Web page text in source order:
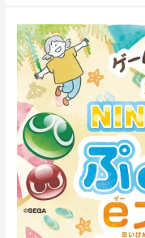
第
26
回
NINJACUP
ぷ
よ
ぷ
よ
e
ス
ポ
ー